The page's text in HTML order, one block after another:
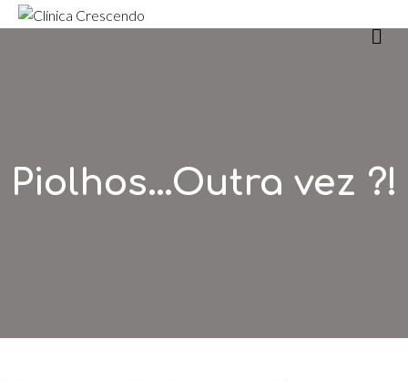
Piolhos…Outra vez ?!